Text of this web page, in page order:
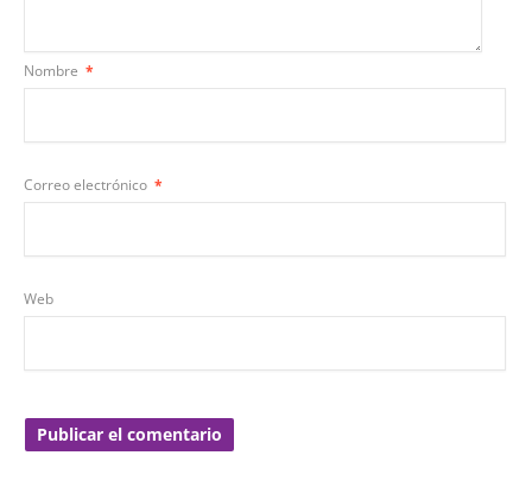
Nombre *
Correo electrónico *
Web